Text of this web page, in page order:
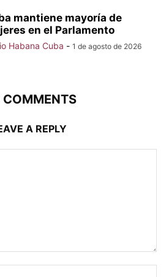
mantiene mayoría de
en el Parlamento
Habana Cuba - 1 de agosto de 2026
COMMENTS
A REPLY